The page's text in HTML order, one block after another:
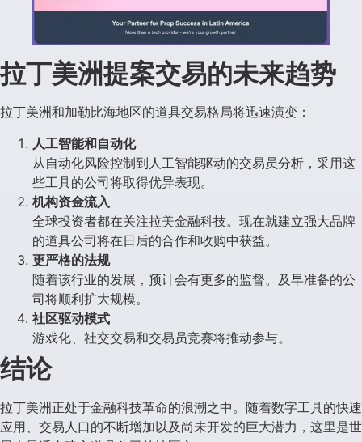
拉丁美洲提案交易的未来趋势
拉丁美洲和加勒比海地区的道具交易格局将迅速演变：
人工智能和自动化
从自动化风险控制到人工智能驱动的交易员分析，采用这
些工具的公司将取得优异表现。
机构资金流入
全球投资者都在关注拉美金融科技。现在就建立强大品牌
的道具公司将在日后的合作和收购中获益。
更严格的法规
随着该行业的发展，预计会有更多的监督。及早准备的公
司将顺利扩大规模。
社区驱动模式
游戏化、社交交易和交易员竞赛将推动参与。
结论
拉丁美洲正处于金融科技革命的浪潮之中。随着数字工具的快速
应用、交易人口的不断增加以及尚未开发的巨大潜力，这里是世